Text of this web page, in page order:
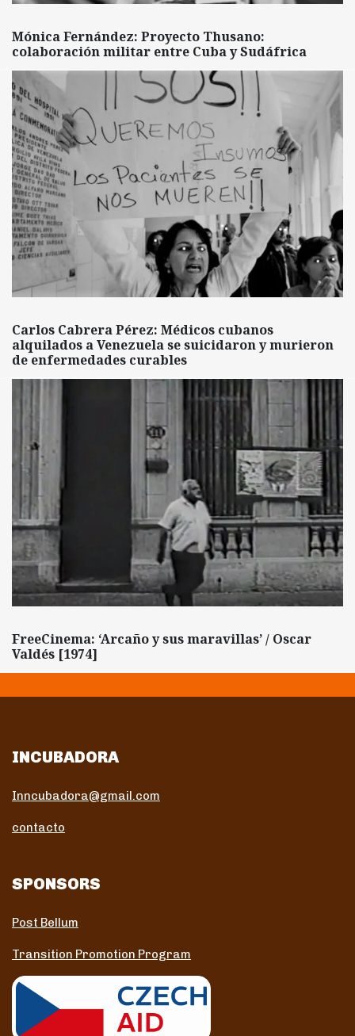
Mónica Fernández: Proyecto Thusano:
colaboración militar entre Cuba y Sudáfrica
Carlos Cabrera Pérez: Médicos cubanos
alquilados a Venezuela se suicidaron y murieron
de enfermedades curables
FreeCinema: ‘Arcaño y sus maravillas’ / Oscar
Valdés [1974]
INCUBADORA
Inncubadora@gmail.com
contacto
SPONSORS
Post Bellum
Transition Promotion Program